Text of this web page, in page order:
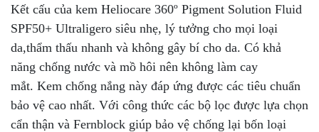
Kết cấu của kem Heliocare 360º Pigment Solution Fluid
SPF50+ Ultraligero siêu nhẹ, lý tưởng cho mọi loại
da,thẩm thấu nhanh và không gây bí cho da. Có khả
năng chống nước và mồ hôi nên không làm cay
mắt. Kem chống nắng này đáp ứng được các tiêu chuẩn
bảo vệ cao nhất. Với công thức các bộ lọc được lựa chọn
cẩn thận và Fernblock giúp bảo vệ chống lại bốn loại